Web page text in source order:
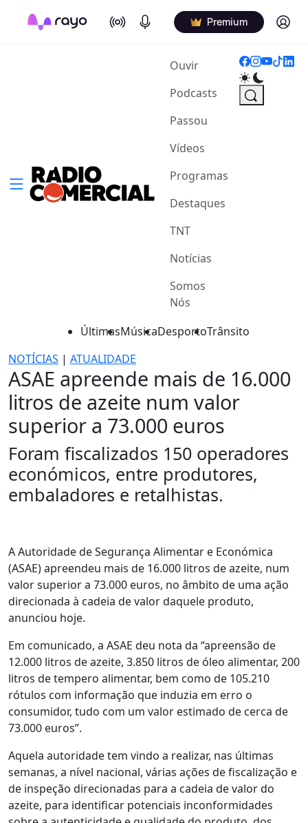
On Air Podcasts Premium Log in
Ouvir(current)
Podcasts
Passou
Vídeos
Programas
Destaques
TNT
Notícias
Somos
Nós
ÚltimasMúsicaDesportoTrânsito
NOTÍCIAS | ATUALIDADE
ASAE apreende mais de 16.000
litros de azeite num valor
superior a 73.000 euros
Foram fiscalizados 150 operadores
económicos, entre produtores,
embaladores e retalhistas.
A Autoridade de Segurança Alimentar e Económica
(ASAE) apreendeu mais de 16.000 litros de azeite, num
valor superior a 73.000 euros, no âmbito de uma ação
direcionada à cadeia de valor daquele produto,
anunciou hoje.
Em comunicado, a ASAE deu nota da “apreensão de
12.000 litros de azeite, 3.850 litros de óleo alimentar, 200
litros de tempero alimentar, bem como de 105.210
rótulos com informação que induzia em erro o
consumidor, tudo com um valor estimado de cerca de
73.000 euros”.
Aquela autoridade tem vindo a realizar, nas últimas
semanas, a nível nacional, várias ações de fiscalização e
de inspeção direcionadas para a cadeia de valor do
azeite, para identificar potenciais inconformidades